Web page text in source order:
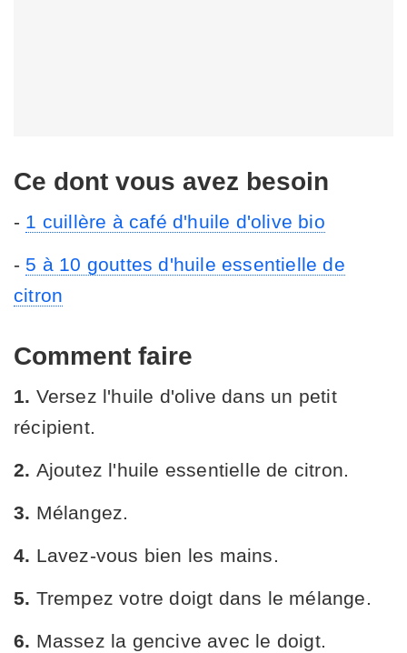
Ce dont vous avez besoin
- 1 cuillère à café d'huile d'olive bio
- 5 à 10 gouttes d'huile essentielle de
citron
Comment faire
1. Versez l'huile d'olive dans un petit
récipient.
2. Ajoutez l'huile essentielle de citron.
3. Mélangez.
4. Lavez-vous bien les mains.
5. Trempez votre doigt dans le mélange.
6. Massez la gencive avec le doigt.